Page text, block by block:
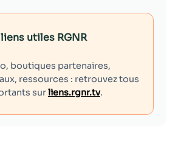
utiles RGNR
boutiques partenaires,
ressources : retrouvez tous
surliens.rgnr.tv.